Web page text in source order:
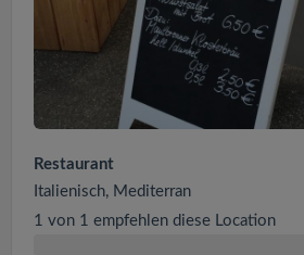
Restaurant
Italienisch, Mediterran
1 von 1 empfehlen diese Location